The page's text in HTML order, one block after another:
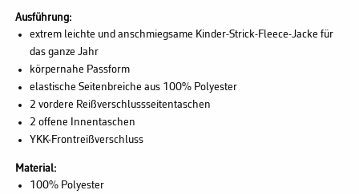
Ausführung:
extrem leichte und anschmiegsame Kinder-Strick-Fleece-Jacke für
das ganze Jahr
körpernahe Passform
elastische Seitenbreiche aus 100% Polyester
2 vordere Reißverschlussseitentaschen
2 offene Innentaschen
YKK-Frontreißverschluss
Material:
100% Polyester